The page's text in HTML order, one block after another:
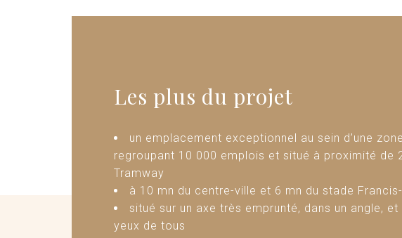
Les plus du projet
un emplacement exceptionnel au sein d’une
regroupant 10 000 emplois et situé à proximité de
Tramway
à 10 mn du centre-ville et 6 mn du stade
situé sur un axe très emprunté, dans un angle, et
yeux de tous